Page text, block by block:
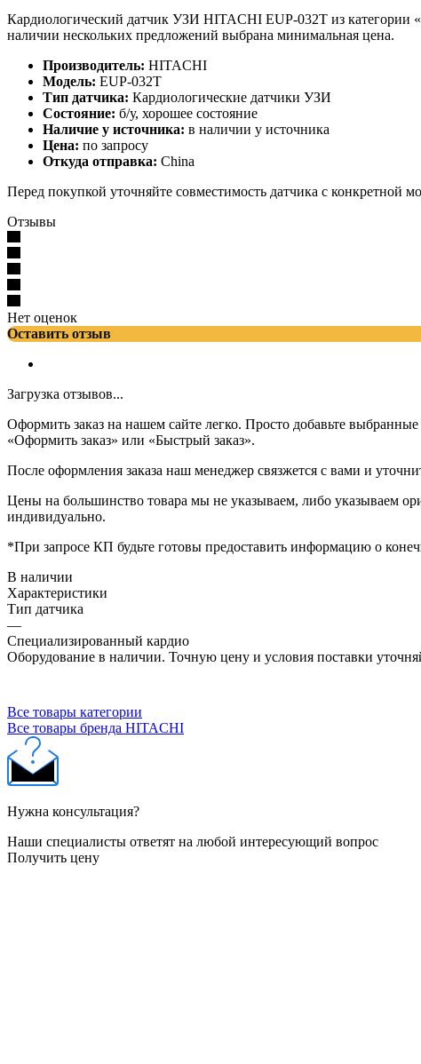
Кардиологический датчик УЗИ HITACHI EUP-032T из категории
наличии нескольких предложений выбрана минимальная цена.
Производитель: HITACHI
Модель: EUP-032T
Тип датчика: Кардиологические датчики УЗИ
Состояние: б/у, хорошее состояние
Наличие у источника: в наличии у источника
Цена: по запросу
Откуда отправка: China
Перед покупкой уточняйте совместимость датчика с
Отзывы
Нет оценок
Оставить отзыв
Загрузка отзывов...
Оформить заказ на нашем сайте легко. Просто добавьте
«Оформить заказ» или «Быстрый заказ».
После оформления заказа наш менеджер связжется с вами и
Цены на большинство товара мы не указываем, либо указываем
индивидуально.
*При запросе КП будьте готовы предоставить информацию о
В наличии
Характеристики
Тип датчика
—
Специализированный кардио
Оборудование в наличии. Точную цену и условия поставки
Все товары категории
Все товары бренда HITACHI
Нужна консультация?
Наши специалисты ответят на любой интересующий вопрос
Получить цену